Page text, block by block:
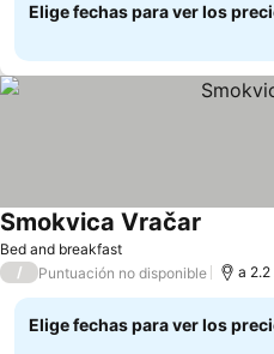
Elige fechas para ver los
Bed and breakfast
Smokvica Vračar
/ Puntuación no disponible a
Elige fechas para ver los